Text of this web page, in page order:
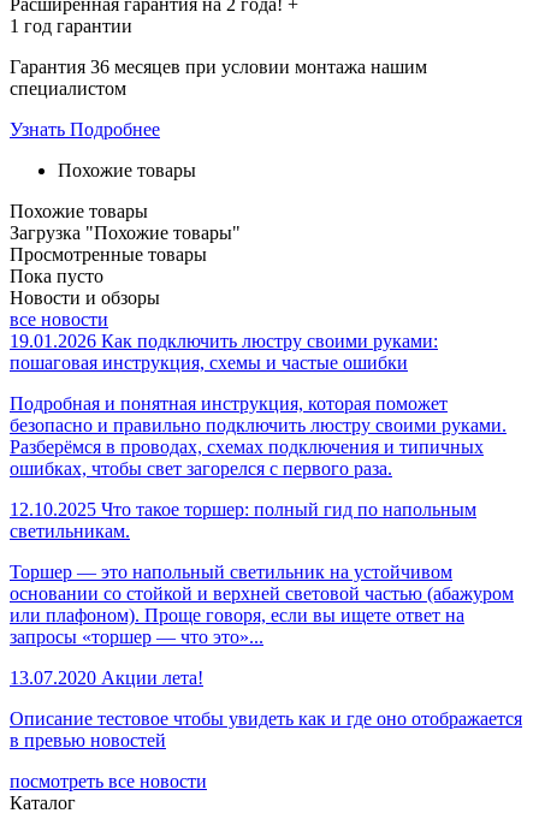
1 год гарантии
Гарантия 36 месяцев при условии монтажа нашим
специалистом
Узнать Подробнее
Похожие товары
Похожие товары
Загрузка "Похожие товары"
Просмотренные товары
Пока пусто
Новости и обзоры
все новости
19.01.2026 Как подключить люстру своими руками:
пошаговая инструкция, схемы и частые ошибки
Подробная и понятная инструкция, которая поможет
безопасно и правильно подключить люстру своими руками.
Разберёмся в проводах, схемах подключения и типичных
ошибках, чтобы свет загорелся с первого раза.
12.10.2025 Что такое торшер: полный гид по напольным
светильникам.
Торшер — это напольный светильник на устойчивом
основании со стойкой и верхней световой частью (абажуром
или плафоном). Проще говоря, если вы ищете ответ на
запросы «торшер — что это»...
13.07.2020 Акции лета!
Описание тестовое чтобы увидеть как и где оно отображается
в превью новостей
посмотреть все новости
Каталог